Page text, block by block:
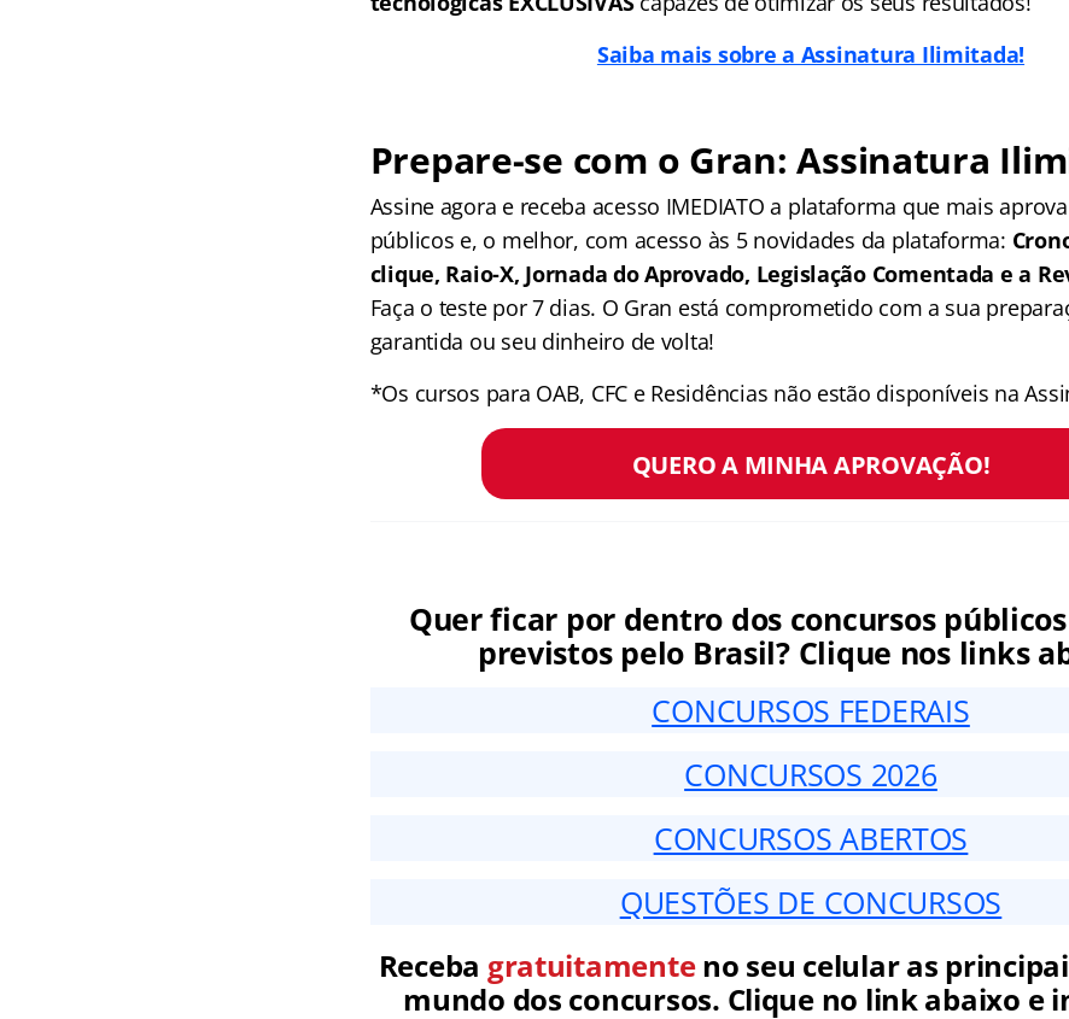
Saiba mais sobre a Assinatura Ilimitada!
Prepare-se com o Gran: Assinatura
Assine agora e receba acesso IMEDIATO a plataforma que mais
públicos e, o melhor, com acesso às 5 novidades da plataforma:
clique, Raio-X, Jornada do Aprovado, Legislação Comentada e a
Faça o teste por 7 dias. O Gran está comprometido com a sua
garantida ou seu dinheiro de volta!
*Os cursos para OAB, CFC e Residências não estão disponíveis na
QUERO A MINHA APROVAÇÃO!
Quer ficar por dentro dos concursos
previstos pelo Brasil? Clique nos links
CONCURSOS FEDERAIS
CONCURSOS 2026
CONCURSOS ABERTOS
QUESTÕES DE CONCURSOS
Receba gratuitamenteno seu celular as
mundo dos concursos. Clique no link abaixo e